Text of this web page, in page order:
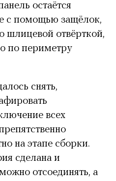
остаётся
с помощью защёлок,
шлицевой отвёрткой,
по периметру
снять,
всех
на этапе сборки.
сделана и
отсоединять, а